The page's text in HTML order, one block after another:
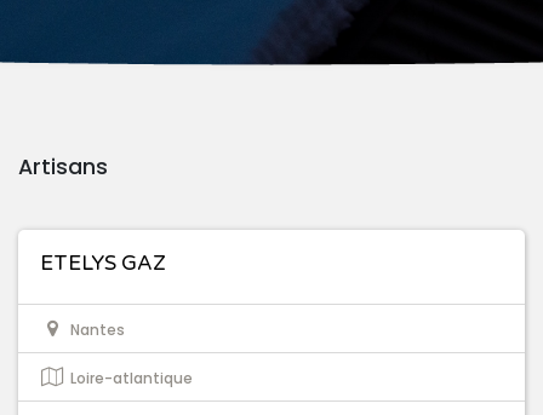
Artisans
ETELYS GAZ
Nantes
Loire-atlantique